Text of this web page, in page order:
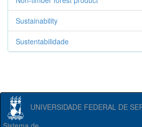
Sustainability
Sustentabilidade
UNIVERSIDADE FEDERAL DE